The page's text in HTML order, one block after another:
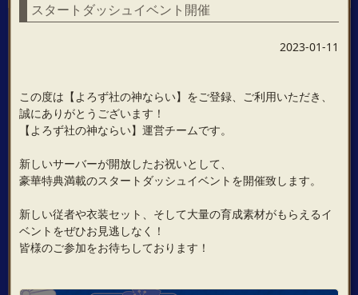
スタートダッシュイベント開催
2023-01-11
この度は【よろず社の神ならい】をご登録、ご利用いただき、
誠にありがとうございます！
【よろず社の神ならい】運営チームです。
新しいサーバーが開放したお祝いとして、
豪華特典満載のスタートダッシュイベントを開催致します。
新しい従者や衣装セット、そして大量の育成素材がもらえるイ
ベントをぜひお見逃しなく！
皆様のご参加をお待ちしております！